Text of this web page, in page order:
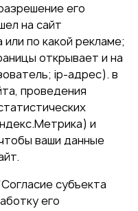
его
на сайт
или по какой рекламе;
открывает и на
ip-адрес). в
проведения
и
ваши данные
субъекта
его